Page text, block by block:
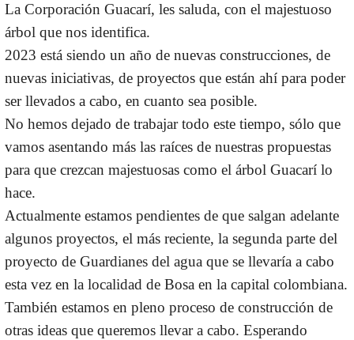
La Corporación Guacarí, les saluda, con el majestuoso
árbol que nos identifica.
2023 está siendo un año de nuevas construcciones, de
nuevas iniciativas, de proyectos que están ahí para poder
ser llevados a cabo, en cuanto sea posible.
No hemos dejado de trabajar todo este tiempo, sólo que
vamos asentando más las raíces de nuestras propuestas
para que crezcan majestuosas como el árbol Guacarí lo
hace.
Actualmente estamos pendientes de que salgan adelante
algunos proyectos, el más reciente, la segunda parte del
proyecto de Guardianes del agua que se llevaría a cabo
esta vez en la localidad de Bosa en la capital colombiana.
También estamos en pleno proceso de construcción de
otras ideas que queremos llevar a cabo. Esperando